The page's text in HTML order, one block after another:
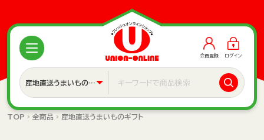
会員登録 ログイン
TOP 全商品 産地直送うまいものギフト